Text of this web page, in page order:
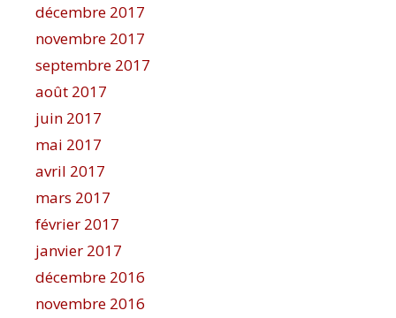
décembre 2017
novembre 2017
septembre 2017
août 2017
juin 2017
mai 2017
avril 2017
mars 2017
février 2017
janvier 2017
décembre 2016
novembre 2016